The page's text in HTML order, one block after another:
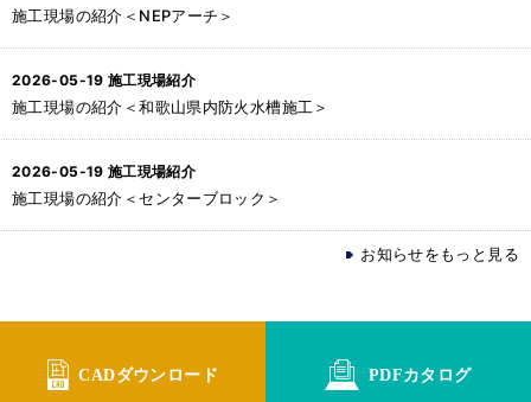
施工現場の紹介＜NEPアーチ＞
2026-05-19 施工現場紹介
施工現場の紹介＜和歌山県内防火水槽施工＞
2026-05-19 施工現場紹介
施工現場の紹介＜センターブロック＞
お知らせをもっと見る
CADダウンロード PDFカタログ